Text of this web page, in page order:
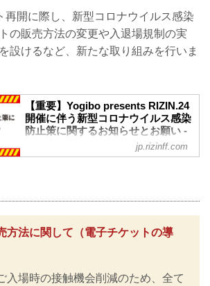
再開に際し、新型コロナウイルス感染
の販売方法の変更や入退場規制の実
設けるなど、新たな取り組みを行いま
【重要】Yogibo presents RIZIN.24
開催に伴う新型コロナウイルス感染
防止策に関するお知らせとお願い -
RIZIN FIGHTING FEDERATION オ
フィシャルサイト
い。
RIZINではイベント再開に際し、日本スポ
ーツ協会が作成した「スポーツイベント
の再開に向けた感染拡大予防ガイドライ
入退場規制の実施、また禁止事項を設け
jp.rizinff.com
方法に関して（電子チケットの導
入場時の接触機会削減のため、全て